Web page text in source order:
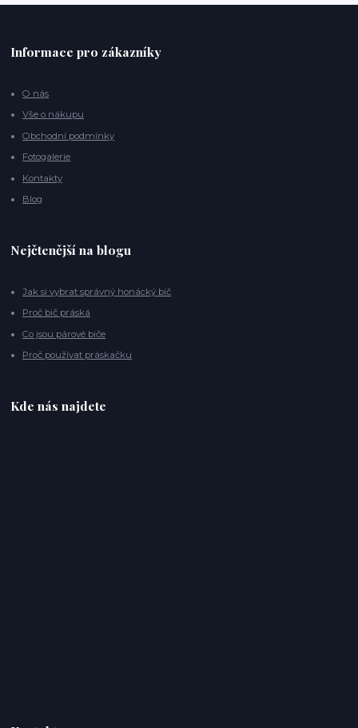
Informace pro zákazníky
O nás
Vše o nákupu
Obchodní podmínky
Fotogalerie
Kontakty
Blog
Nejčtenější na blogu
Jak si vybrat správný honácký bič
Proč bič práská
Co jsou párové biče
Proč používat práskačku
Kde nás najdete